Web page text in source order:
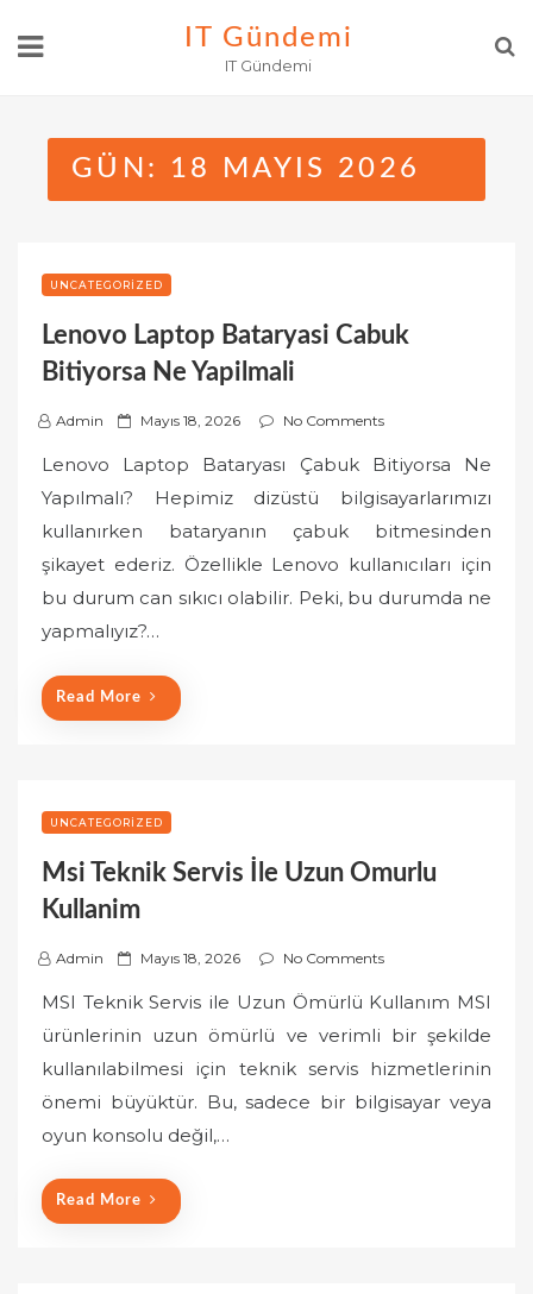
IT Gündemi
IT Gündemi
GÜN: 18 MAYIS 2026
UNCATEGORIZED
Lenovo Laptop Bataryasi Cabuk
Bitiyorsa Ne Yapilmali
Admin
P
s
e
d
o
Mayıs 18, 2026 No Comments
Lenovo Laptop Bataryası Çabuk Bitiyorsa Ne
Yapılmalı? Hepimiz dizüstü bilgisayarlarımızı
kullanırken bataryanın çabuk bitmesinden
şikayet ederiz. Özellikle Lenovo kullanıcıları için
bu durum can sıkıcı olabilir. Peki, bu durumda ne
yapmalıyız?…
Read More
UNCATEGORIZED
Msi Teknik Servis İle Uzun Omurlu
Kullanim
Admin
P
s
t
e
d
Mayıs 18, 2026 No Comments
MSI Teknik Servis ile Uzun Ömürlü Kullanım MSI
ürünlerinin uzun ömürlü ve verimli bir şekilde
kullanılabilmesi için teknik servis hizmetlerinin
önemi büyüktür. Bu, sadece bir bilgisayar veya
oyun konsolu değil,…
Read More